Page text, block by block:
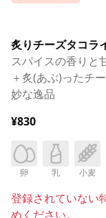
炙りチーズタコラ
スパイスの香りと
＋炙(あぶ)ったチ
妙な逸品
¥830
卵 乳 小麦
登録されていない
めください。